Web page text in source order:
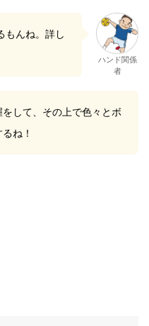
もんね。詳し
ハンド関係
者
して、その上で色々とボ
ね！